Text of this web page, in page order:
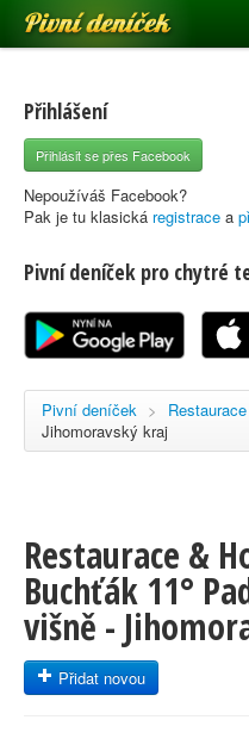
Pivní deníček
Pivní mapa
Pivní značky
Nápověda
Registrace
Přihlášení
Přihlásit se přes Facebook
Nepoužíváš Facebook?
Pak je tu klasická registrace a
Pivní deníček pro chytré
Pivní deníček >
Jihomoravský kraj
Restaurace &
Buchťák 11°
višně -
Přidat novou